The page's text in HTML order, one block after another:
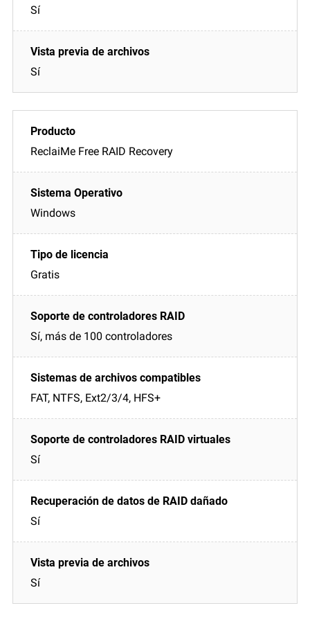
Sí
Sí
ReclaiMe Free RAID Recovery
Windows
Gratis
Sí, más de 100 controladores
FAT, NTFS, Ext2/3/4, HFS+
Sí
Sí
Sí